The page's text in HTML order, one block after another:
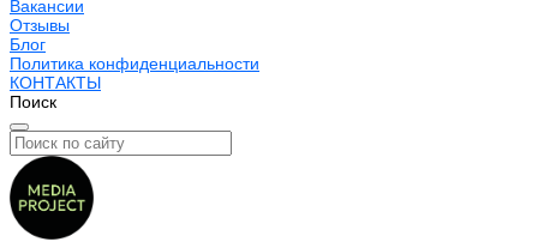
Вакансии
Отзывы
Блог
Политика конфиденциальности
КОНТАКТЫ
Поиск